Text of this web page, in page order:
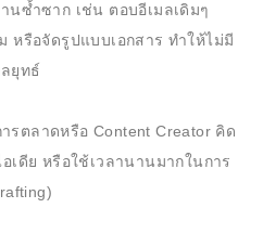
นซ้ำซาก เช่น ตอบอีเมลเดิมๆ
หรือจัดรูปแบบเอกสาร ทำให้ไม่มี
ยุทธ์
ารตลาดหรือ Content Creator คิด
เดีย หรือใช้เวลานานมากในการ